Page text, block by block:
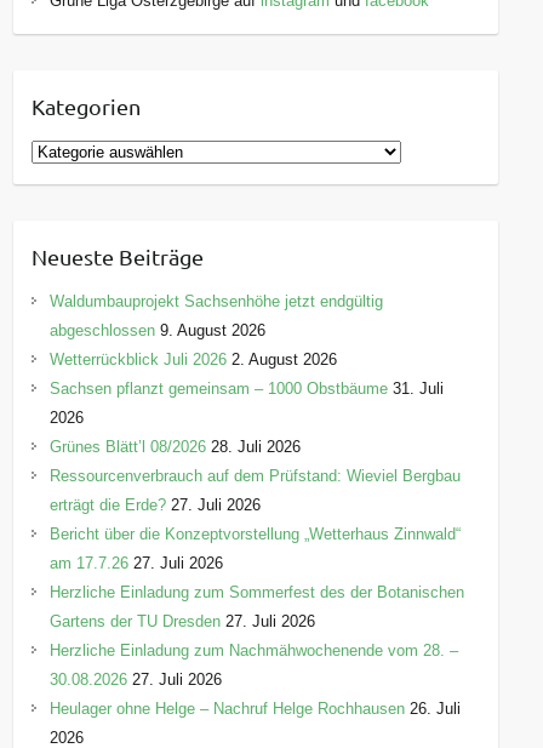
Kategorien
K
a
g
o
i
e
Neueste Beiträge
Waldumbauprojekt Sachsenhöhe jetzt endgültig
abgeschlossen 9. August 2026
Wetterrückblick Juli 2026 2. August 2026
Sachsen pflanzt gemeinsam – 1000 Obstbäume 31. Juli
2026
Grünes Blätt’l 08/2026 28. Juli 2026
Ressourcenverbrauch auf dem Prüfstand: Wieviel Bergbau
erträgt die Erde? 27. Juli 2026
Bericht über die Konzeptvorstellung „Wetterhaus Zinnwald“
am 17.7.26 27. Juli 2026
Herzliche Einladung zum Sommerfest des der Botanischen
Gartens der TU Dresden 27. Juli 2026
Herzliche Einladung zum Nachmähwochenende vom 28. –
30.08.2026 27. Juli 2026
Heulager ohne Helge – Nachruf Helge Rochhausen 26. Juli
2026